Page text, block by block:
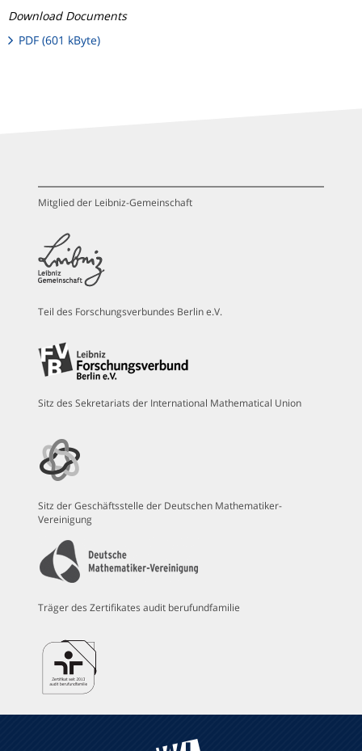
Download Documents
PDF (601 kByte)
Mitglied der Leibniz-Gemeinschaft
Teil des Forschungsverbundes Berlin e.V.
Sitz des Sekretariats der International Mathematical Union
Sitz der Geschäftsstelle der Deutschen Mathematiker-
Vereinigung
Träger des Zertifikates audit berufundfamilie